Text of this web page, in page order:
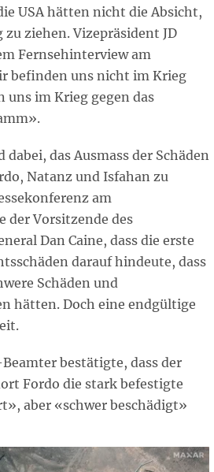
USA hätten nicht die Absicht,
ziehen. Vizepräsident JD
Fernsehinterview am
befinden uns nicht im Krieg
im Krieg gegen das
das Ausmass der Schäden
Natanz und Isfahan zu
am
der Vorsitzende des
Dan Caine, dass die erste
darauf hindeute, dass
Schäden und
hätten. Doch eine endgültige
bestätigte, dass der
Fordo die stark befestigte
aber «schwer beschädigt»